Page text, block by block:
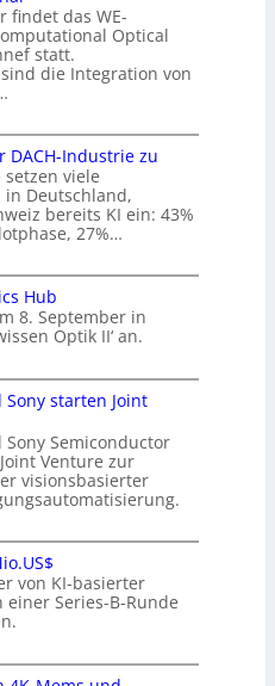
findet das WE-
Optical
statt.
die Integration von
DACH-Industrie zu
setzen viele
Deutschland,
bereits KI ein: 43%
27%…
Hub
8. September in
Optik II‘ an.
starten Joint
Semiconductor
Venture zur
visionsbasierter
von KI-basierter
Series-B-Runde